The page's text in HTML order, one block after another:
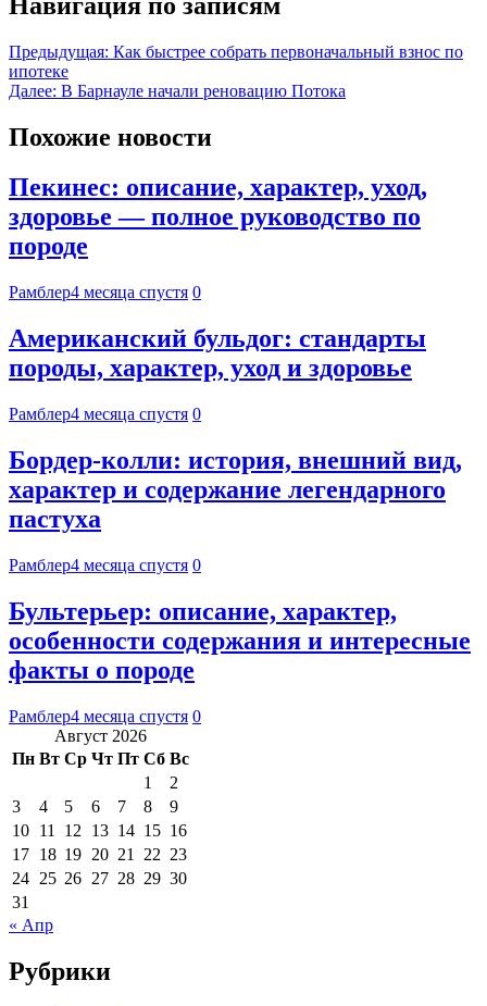
Предыдущая: Как быстрее собрать первоначальный взнос по
ипотеке
Далее: В Барнауле начали реновацию Потока
Похожие новости
Пекинес: описание, характер, уход,
здоровье — полное руководство по
породе
Рамблер4 месяца спустя 0
Американский бульдог: стандарты
породы, характер, уход и здоровье
Рамблер4 месяца спустя 0
Бордер-колли: история, внешний вид,
характер и содержание легендарного
пастуха
Рамблер4 месяца спустя 0
Бультерьер: описание, характер,
особенности содержания и интересные
факты о породе
Рамблер4 месяца спустя 0
Август 2026
Пн Вт Ср Чт Пт Сб Вс
1
2
3
4 5 6 7 8
9
10 11 12 13 14 15 16
17 18 19 20 21 22 23
24 25 26 27 28 29 30
31
« Апр
Рубрики